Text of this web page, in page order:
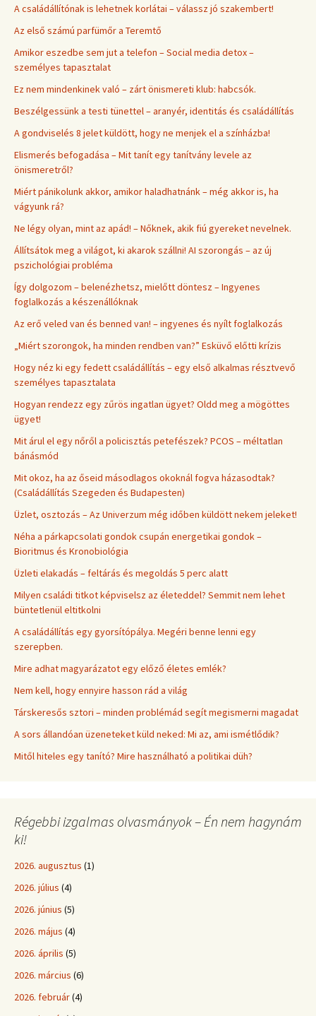
A családállítónak is lehetnek korlátai – válassz jó szakembert!
Az első számú parfümőr a Teremtő
Amikor eszedbe sem jut a telefon – Social media detox –
személyes tapasztalat
Ez nem mindenkinek való – zárt önismereti klub: habcsók.
Beszélgessünk a testi tünettel – aranyér, identitás és családállítás
A gondviselés 8 jelet küldött, hogy ne menjek el a színházba!
Elismerés befogadása – Mit tanít egy tanítvány levele az
önismeretről?
Miért pánikolunk akkor, amikor haladhatnánk – még akkor is, ha
vágyunk rá?
Ne légy olyan, mint az apád! – Nőknek, akik fiú gyereket nevelnek.
Állítsátok meg a világot, ki akarok szállni! AI szorongás – az új
pszichológiai probléma
Így dolgozom – belenézhetsz, mielőtt döntesz – Ingyenes
foglalkozás a készenállóknak
Az erő veled van és benned van! – ingyenes és nyílt foglalkozás
„Miért szorongok, ha minden rendben van?” Esküvő előtti krízis
Hogy néz ki egy fedett családállítás – egy első alkalmas résztvevő
személyes tapasztalata
Hogyan rendezz egy zűrös ingatlan ügyet? Oldd meg a mögöttes
ügyet!
Mit árul el egy nőről a policisztás petefészek? PCOS – méltatlan
bánásmód
Mit okoz, ha az őseid másodlagos okoknál fogva házasodtak?
(Családállítás Szegeden és Budapesten)
Üzlet, osztozás – Az Univerzum még időben küldött nekem jeleket!
Néha a párkapcsolati gondok csupán energetikai gondok –
Bioritmus és Kronobiológia
Üzleti elakadás – feltárás és megoldás 5 perc alatt
Milyen családi titkot képviselsz az életeddel? Semmit nem lehet
büntetlenül eltitkolni
A családállítás egy gyorsítópálya. Megéri benne lenni egy
szerepben.
Mire adhat magyarázatot egy előző életes emlék?
Nem kell, hogy ennyire hasson rád a világ
Társkeresős sztori – minden problémád segít megismerni magadat
A sors állandóan üzeneteket küld neked: Mi az, ami ismétlődik?
Mitől hiteles egy tanító? Mire használható a politikai düh?
Régebbi izgalmas olvasmányok – Én nem hagynám
ki!
2026. augusztus (1)
2026. július (4)
2026. június (5)
2026. május (4)
2026. április (5)
2026. március (6)
2026. február(4)